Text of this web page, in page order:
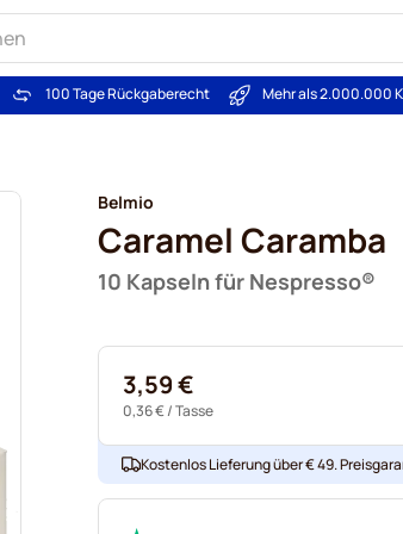
100 Tage Rückgaberecht Mehr als 2.000.000
Belmio
Caramel Caramba
10 Kapseln für Nespresso®
3,59 €
0,36 €/ Tasse
Kostenlos Lieferung über € 49.